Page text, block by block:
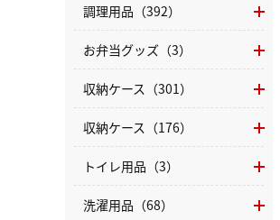
調理用品（392）
お弁当グッズ（3）
収納ケース（301）
収納ケース（176）
トイレ用品（3）
洗濯用品（68）